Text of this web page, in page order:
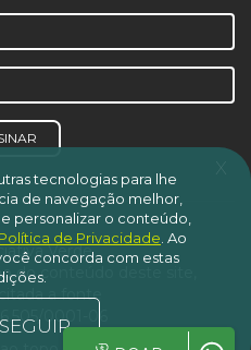
Verde.
do conteúdo deste site,
a fonte
0001-06
x
tecnologias para lhe
de navegação melhor,
personalizar o conteúdo,
Política de Privacidade Ao
concorda com estas